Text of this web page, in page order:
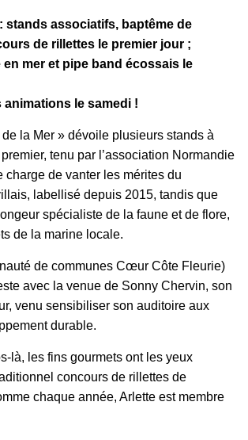
stands associatifs, baptême de
de rillettes le premier jour ;
en mer et pipe band écossais le
animations le samedi !
la Mer » dévoile plusieurs stands à
tenu par l’association Normandie
charge de vanter les mérites du
labellisé depuis 2015, tandis que
spécialiste de la faune et de flore,
de la marine locale.
de communes Cœur Côte Fleurie)
avec la venue de Sonny Chervin, son
venu sensibiliser son auditoire aux
durable.
là, les fins gourmets ont les yeux
concours de rillettes de
chaque année, Arlette est membre